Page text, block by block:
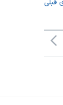
قبلی